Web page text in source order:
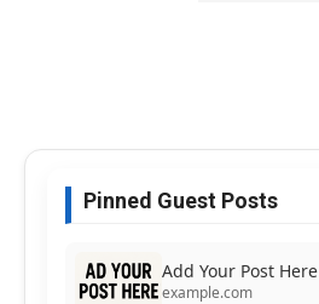
Pinned Guest Posts
Add Your Post Here
example.com